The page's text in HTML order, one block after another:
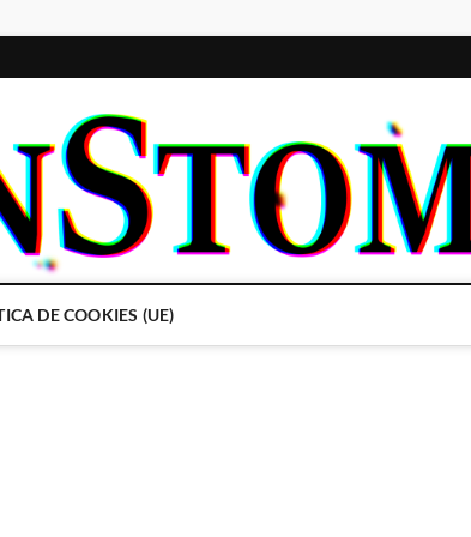
DE COOKIES (UE)